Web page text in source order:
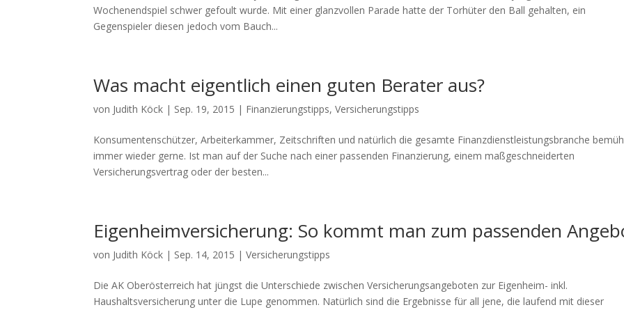
Wochenendspiel schwer gefoult wurde. Mit einer glanzvollen Parade hatte der Torhüter den Ball gehalten, ein
Gegenspieler diesen jedoch vom Bauch...
Was macht eigentlich einen guten Berater aus?
von Judith Köck | Sep. 19, 2015 | Finanzierungstipps,Versicherungstipps
Konsumentenschützer, Arbeiterkammer, Zeitschriften und natürlich die gesamte Finanzdienstleistungsbranche
immer wieder gerne. Ist man auf der Suche nach einer passenden Finanzierung, einem maßgeschneiderten
Versicherungsvertrag oder der besten...
Eigenheimversicherung: So kommt man zum passenden
von Judith Köck | Sep. 14, 2015 |Versicherungstipps
Die AK Oberösterreich hat jüngst die Unterschiede zwischen Versicherungsangeboten zur Eigenheim- inkl.
Haushaltsversicherung unter die Lupe genommen. Natürlich sind die Ergebnisse für all jene, die laufend mit dieser